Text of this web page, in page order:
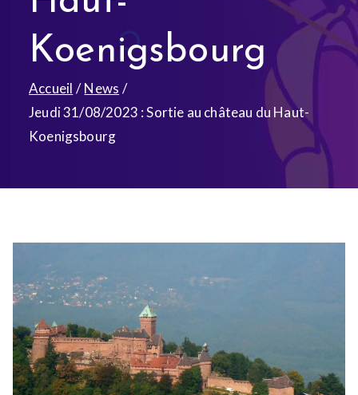
Koenigsbourg
Accueil
News
Jeudi 31/08/2023 : Sortie au château du Haut-
Koenigsbourg